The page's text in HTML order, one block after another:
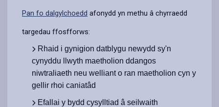
Pan fo dalgylchoedd afonydd yn methu â chyrraedd
targedau ffosfforws:
Rhaid i gynigion datblygu newydd sy'n
cynyddu llwyth maetholion ddangos
niwtraliaeth neu welliant o ran maetholion cyn y
gellir rhoi caniatâd
Efallai y bydd cysylltiad â seilwaith